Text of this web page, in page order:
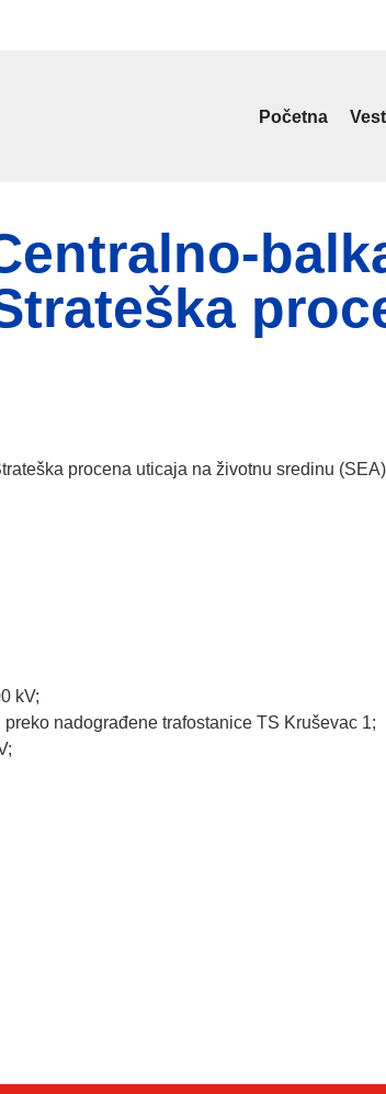
Početna
procena uticaja na životnu sredinu
kV;
nadograđene trafostanice TS Kruševac 1;